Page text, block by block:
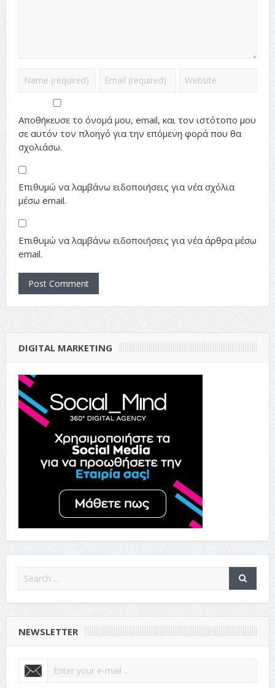
Αποθήκευσε το όνομά μου, email, και τον ιστότοπο μου
σε αυτόν τον πλοηγό για την επόμενη φορά που θα
σχολιάσω.
Επιθυμώ να λαμβάνω ειδοποιήσεις για νέα σχόλια
μέσω email.
Επιθυμώ να λαμβάνω ειδοποιήσεις για νέα άρθρα μέσω
email.
DIGITAL MARKETING
NEWSLETTER